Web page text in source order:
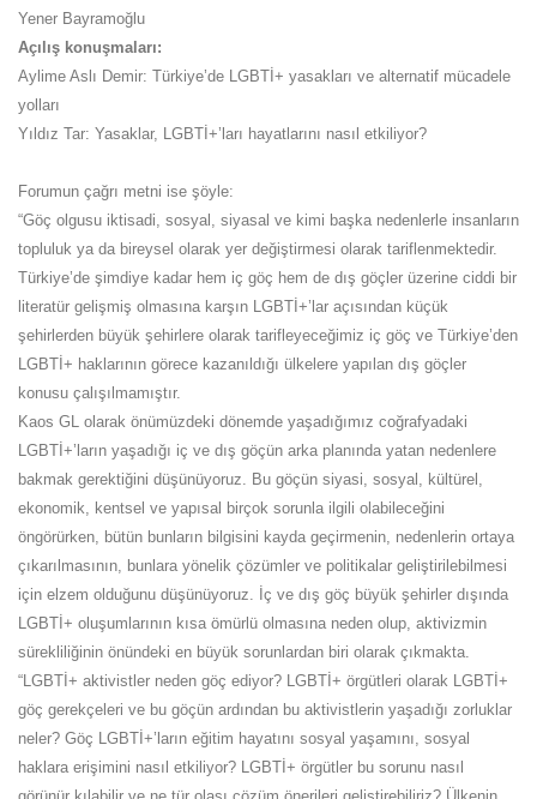
Yener Bayramoğlu
Açılış konuşmaları:
Aylime Aslı Demir: Türkiye’de LGBTİ+ yasakları ve alternatif mücadele
yolları
Yıldız Tar: Yasaklar, LGBTİ+’ları hayatlarını nasıl etkiliyor?
Forumun çağrı metni ise şöyle:
“Göç olgusu iktisadi, sosyal, siyasal ve kimi başka nedenlerle insanların
topluluk ya da bireysel olarak yer değiştirmesi olarak tariflenmektedir.
Türkiye’de şimdiye kadar hem iç göç hem de dış göçler üzerine ciddi bir
literatür gelişmiş olmasına karşın LGBTİ+’lar açısından küçük
şehirlerden büyük şehirlere olarak tarifleyeceğimiz iç göç ve Türkiye’den
LGBTİ+ haklarının görece kazanıldığı ülkelere yapılan dış göçler
konusu çalışılmamıştır.
Kaos GL olarak önümüzdeki dönemde yaşadığımız coğrafyadaki
LGBTİ+’ların yaşadığı iç ve dış göçün arka planında yatan nedenlere
bakmak gerektiğini düşünüyoruz. Bu göçün siyasi, sosyal, kültürel,
ekonomik, kentsel ve yapısal birçok sorunla ilgili olabileceğini
öngörürken, bütün bunların bilgisini kayda geçirmenin, nedenlerin ortaya
çıkarılmasının, bunlara yönelik çözümler ve politikalar geliştirilebilmesi
için elzem olduğunu düşünüyoruz. İç ve dış göç büyük şehirler dışında
LGBTİ+ oluşumlarının kısa ömürlü olmasına neden olup, aktivizmin
sürekliliğinin önündeki en büyük sorunlardan biri olarak çıkmakta.
“LGBTİ+ aktivistler neden göç ediyor? LGBTİ+ örgütleri olarak LGBTİ+
göç gerekçeleri ve bu göçün ardından bu aktivistlerin yaşadığı zorluklar
neler? Göç LGBTİ+’ların eğitim hayatını sosyal yaşamını, sosyal
haklara erişimini nasıl etkiliyor? LGBTİ+ örgütler bu sorunu nasıl